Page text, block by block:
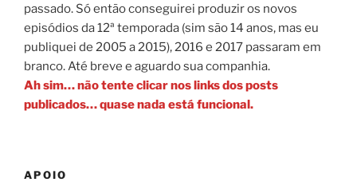
passado. Só então conseguirei produzir os novos
episódios da 12ª temporada (sim são 14 anos, mas eu
publiquei de 2005 a 2015), 2016 e 2017 passaram em
branco. Até breve e aguardo sua companhia.
Ah sim… não tente clicar nos links dos posts
publicados… quase nada está funcional.
APOIO